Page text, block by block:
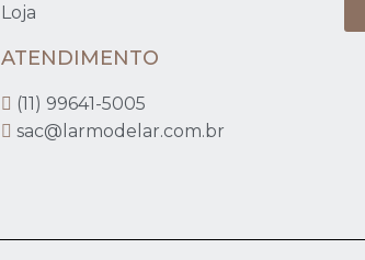
Loja
ATENDIMENTO
(11) 99641-5005
sac@larmodelar.com.br